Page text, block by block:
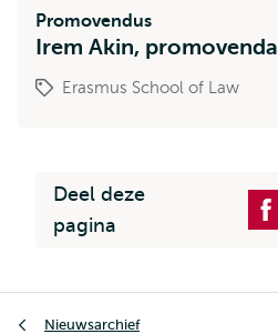
Promovendus
Irem Akin, promovenda
Erasmus School of Law
Deel deze
pagina
Nieuwsarchief